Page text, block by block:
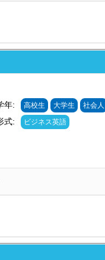
年: 高校生 大学生 社会人
式: ビジネス英語